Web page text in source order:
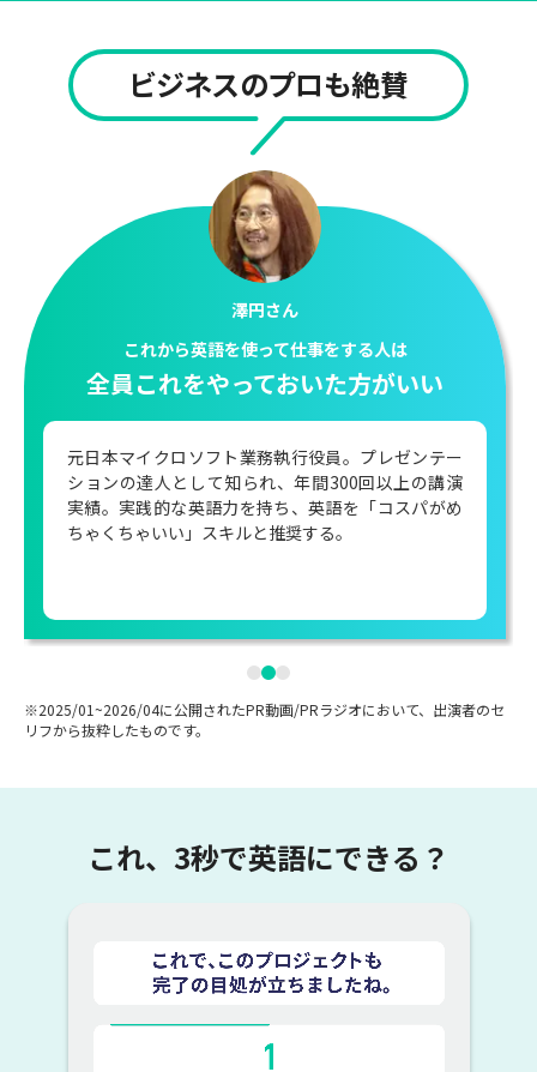
ビジネスのプロも絶賛
大木優紀さん
知っているはずの言葉がなかなか出ない方に
ピッタリだと思う
元テレビ朝日アナウンサー。18年半アナウンサーと
して活動後、現在は海外旅行ベンチャー「令和トラ
ベル」執行役員としてPR・経営領域で活躍中。
2025年10月からハワイ海外赴任開始。
※2025/01~2026/04に公開されたPR動画/PRラジオにおいて、出演者のセ
リフから抜粋したものです。
これ、3秒で英語にできる？